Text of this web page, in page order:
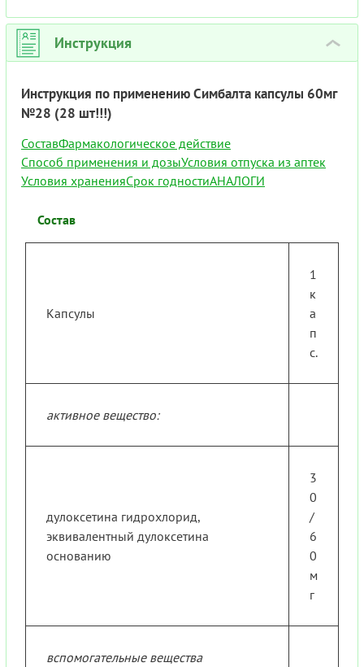
Инструкция ›
Инструкция по применению Симбалта капсулы 60мг
№28 (28 шт!!!)
СоставФармакологическое действие
Способ применения и дозыУсловия отпуска из аптек
Условия храненияСрок годностиАНАЛОГИ
Состав
Капсулы
1
к
а
п
с.
активное вещество:
дулоксетина гидрохлорид,
эквивалентный дулоксетина
основанию
3
0
/
6
0
м
г
вспомогательные вещества